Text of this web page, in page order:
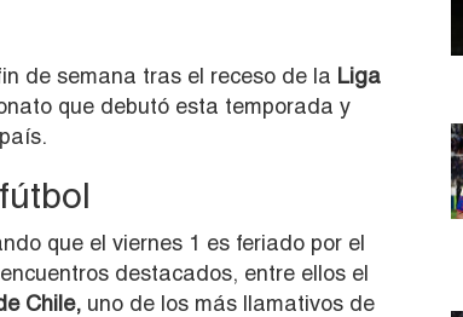
de semana tras el receso de la Liga
que debutó esta temporada y
que el viernes 1 es feriado por el
destacados, entre ellos el
Chile, uno de los más llamativos de